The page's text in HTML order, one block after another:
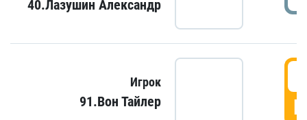
40.Лазушин Александр
Игрок
91.Вон Тайлер